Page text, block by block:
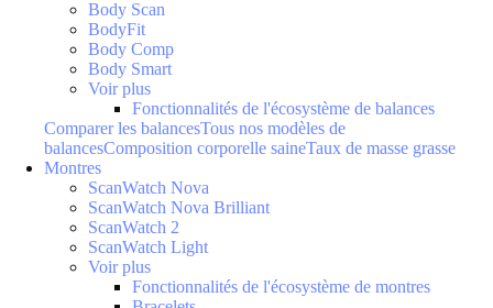
Body Scan
BodyFit
Body Comp
Body Smart
Voir plus
Fonctionnalités de l'écosystème de balances
Comparer les balancesTous nos modèles de
balancesComposition corporelle saineTaux de masse grasse
Montres
ScanWatch Nova
ScanWatch Nova Brilliant
ScanWatch 2
ScanWatch Light
Voir plus
Fonctionnalités de l'écosystème de montres